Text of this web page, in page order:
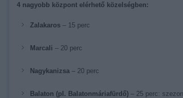
4 nagyobb központ elérhető közelségben:
Zalakaros – 15 perc
Marcali – 20 perc
Nagykanizsa – 20 perc
Balaton (pl. Balatonmáriafürdő) – 25 perc: